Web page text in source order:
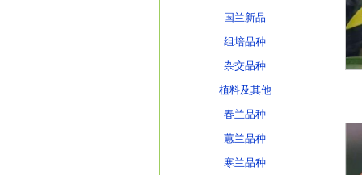
国兰新品
组培品种
杂交品种
植料及其他
春兰品种
蕙兰品种
寒兰品种